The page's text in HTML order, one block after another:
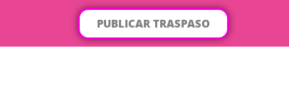
PUBLICAR TRASPASO